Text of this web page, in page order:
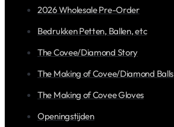
2026 Wholesale Pre-Order
Bedrukken Petten, Ballen, etc
The Covee/Diamond Story
The Making of Covee/Diamond Balls
The Making of Covee Gloves
Openingstijden